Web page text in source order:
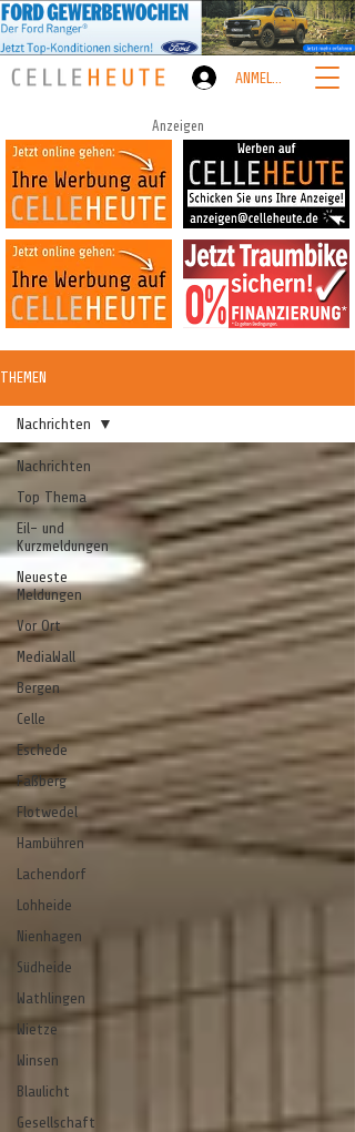
ANMELDEN
Anzeigen
THEMEN
Nachrichten
Top Thema
Eil- und
Kurzmeldungen
Neueste
Meldungen
Vor Ort
MediaWall
Bergen
Celle
Eschede
Faßberg
Flotwedel
Hambühren
Lachendorf
Lohheide
Nienhagen
Südheide
Wathlingen
Wietze
Winsen
Blaulicht
Gesellschaft
Nachrichten